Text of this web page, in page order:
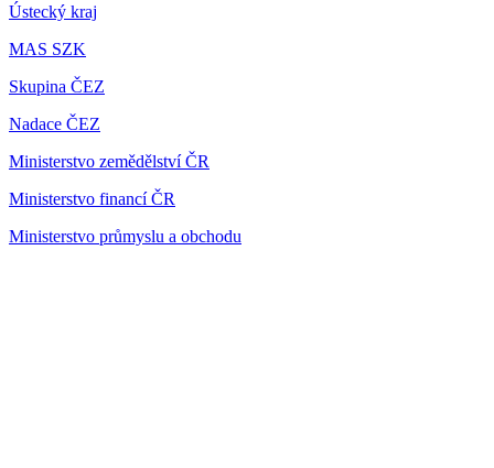
Ústecký kraj
MAS SZK
Skupina ČEZ
Nadace ČEZ
Ministerstvo zemědělství ČR
Ministerstvo financí ČR
Ministerstvo průmyslu a obchodu